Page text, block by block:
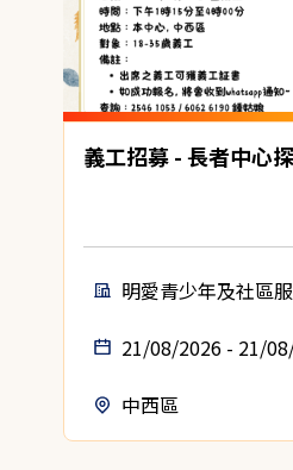
義工招募 - 長者中心
明愛青少年及社區
21/08/2026 - 21/
中西區